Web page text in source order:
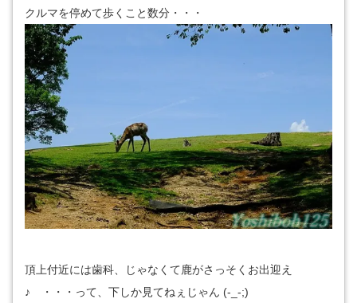
クルマを停めて歩くこと数分・・・
頂上付近には歯科、じゃなくて鹿がさっそくお出迎え
♪ ・・・って、下しか見てねぇじゃん (-_-;)